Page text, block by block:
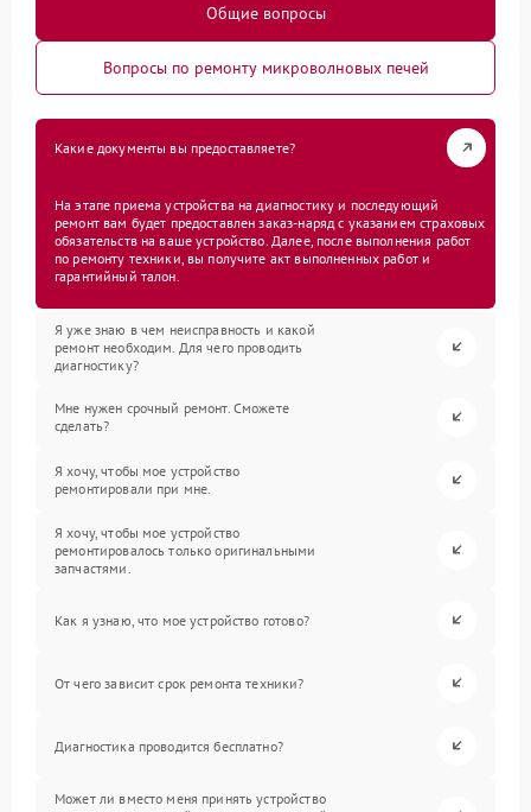
Общие вопросы
Вопросы по ремонту микроволновых печей
Какие документы вы предоставляете?
На этапе приема устройства на диагностику и последующий
ремонт вам будет предоставлен заказ-наряд с указанием страховых
обязательств на ваше устройство. Далее, после выполнения работ
по ремонту техники, вы получите акт выполненных работ и
гарантийный талон.
Я уже знаю в чем неисправность и какой
ремонт необходим. Для чего проводить
диагностику?
Мне нужен срочный ремонт. Сможете
сделать?
Я хочу, чтобы мое устройство
ремонтировали при мне.
Я хочу, чтобы мое устройство
ремонтировалось только оригинальными
запчастями.
Как я узнаю, что мое устройство готово?
От чего зависит срок ремонта техники?
Диагностика проводится бесплатно?
Может ли вместо меня принять устройство